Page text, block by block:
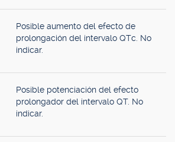
Posible aumento del efecto de
prolongación del intervalo QTc. No
indicar.
Posible potenciación del efecto
prolongador del intervalo QT. No
indicar.